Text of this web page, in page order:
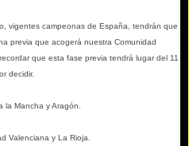
vigentes campeonas de España, tendrán que
previa que acogerá nuestra Comunidad
que esta fase previa tendrá lugar del 11
decidir.
Mancha y Aragón.
Valenciana y La Rioja.